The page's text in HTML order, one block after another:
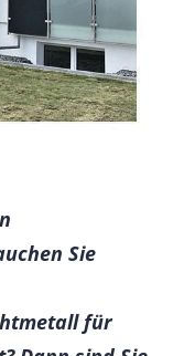
Sie
für